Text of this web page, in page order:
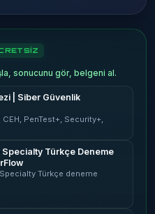
sonucunu gör, belgeni al.
| Siber Güvenlik
PenTest+, Security+,
Türkçe Deneme
Türkçe deneme